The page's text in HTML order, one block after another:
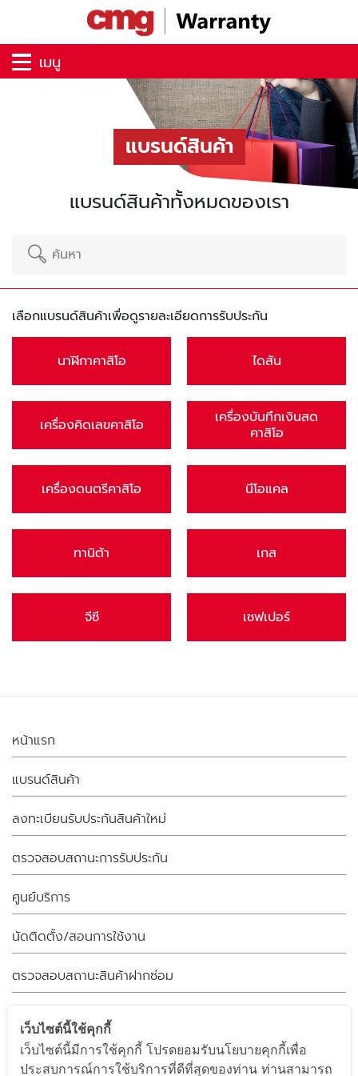
เมนู
แบรนด์สินค้า
แบรนด์สินค้าทั้งหมดของเรา
เลือกแบรนด์สินค้าเพื่อดูรายละเอียดการรับประกัน
นาฬิกาคาสิโอ ไดสัน
เครื่องคิดเลขคาสิโอ
เครื่องบันทึกเงินสด
คาสิโอ
เครื่องดนตรีคาสิโอ นีโอแคล
ทานิต้า เกส
จีซี เชฟเปอร์
หน้าแรก
แบรนด์สินค้า
ลงทะเบียนรับประกันสินค้าใหม่
ตรวจสอบสถานะการรับประกัน
ศูนย์บริการ
นัดติดตั้ง/สอนการใช้งาน
ตรวจสอบสถานะสินค้าฝากซ่อม
คำถามที่พบบ่อย
ข้อตกลงและเงื่อนไข
เว็บไซต์นี้ใช้คุกกี้
เว็บไซต์นี้มีการใช้คุกกี้ โปรดยอมรับนโยบายคุกกี้เพื่อ
ประสบการณ์การใช้บริการที่ดีที่สุดของท่าน ท่านสามารถ